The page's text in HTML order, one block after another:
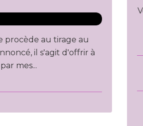
procède au tirage au
il s'agit d'offrir à
mes...